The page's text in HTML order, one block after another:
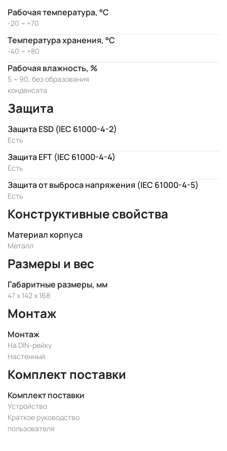
Рабочая температура, °C
-20 ~ +70
Температура хранения, °C
-40 ~ +80
Рабочая влажность, %
5 ~ 90, без образования
конденсата
Защита
Защита ESD (IEC 61000-4-2)
Есть
Защита EFT (IEC 61000-4-4)
Есть
Защита от выброса напряжения (IEC 61000-4-5)
Есть
Конструктивные свойства
Материал корпуса
Металл
Размеры и вес
Габаритные размеры, мм
47 x 142 x 168
Монтаж
Монтаж
На DIN-рейку
Настенный
Комплект поставки
Комплект поставки
Устройство
Краткое руководство
пользователя